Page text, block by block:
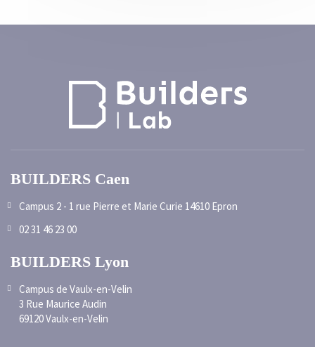
BUILDERS Caen
Campus 2 - 1 rue Pierre et Marie Curie 14610 Epron
02 31 46 23 00
BUILDERS Lyon
Campus de Vaulx-en-Velin
3 Rue Maurice Audin
69120 Vaulx-en-Velin